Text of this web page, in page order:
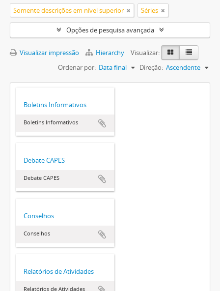
Somente descrições em nível superior Séries
Opções de pesquisa avançada
Visualizar impressão Hierarchy
Visualizar:
Ordenar por: Data final Direção: Ascendente
Boletins Informativos
Boletins Informativos
Debate CAPES
Debate CAPES
Conselhos
Conselhos
Relatórios de Atividades
Relatórios de Atividades